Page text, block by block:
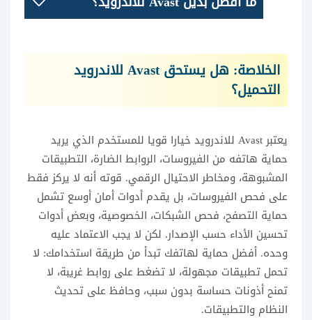
الخلاصة: هل يستحق Avast للاندرويد
التحميل؟
يعتبر Avast للاندرويد خيارا قويا للمستخدم الذي يريد
حماية هاتفه من الفيروسات، الروابط الضارة، التطبيقات
المشبوهة، ومخاطر الاحتيال الرقمي. قوته أنه لا يركز فقط
على فحص الفيروسات، بل يقدم أدوات أمان أوسع تشمل
حماية التصفح، فحص الشبكات، الخصوصية، وبعض أدوات
تحسين الأداء حسب الإصدار. لكن لا يجب الاعتماد عليه
وحده. أفضل حماية لهاتفك تبدأ من طريقة استخدامك: لا
تحمل تطبيقات مجهولة، لا تضغط على روابط غريبة، لا
تمنح أذونات حساسة بدون سبب، وحافظ على تحديث
النظام والتطبيقات.